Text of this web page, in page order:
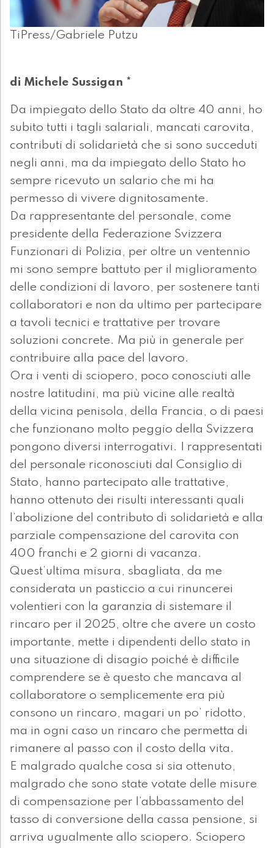
TiPress/Gabriele Putzu
di Michele Sussigan *
Da impiegato dello Stato da oltre 40 anni, ho
subito tutti i tagli salariali, mancati carovita,
contributi di solidarietà che si sono succeduti
negli anni, ma da impiegato dello Stato ho
sempre ricevuto un salario che mi ha
permesso di vivere dignitosamente.
Da rappresentante del personale, come
presidente della Federazione Svizzera
Funzionari di Polizia, per oltre un ventennio
mi sono sempre battuto per il miglioramento
delle condizioni di lavoro, per sostenere tanti
collaboratori e non da ultimo per partecipare
a tavoli tecnici e trattative per trovare
soluzioni concrete. Ma più in generale per
contribuire alla pace del lavoro.
Ora i venti di sciopero, poco conosciuti alle
nostre latitudini, ma più vicine alle realtà
della vicina penisola, della Francia, o di paesi
che funzionano molto peggio della Svizzera
pongono diversi interrogativi. I rappresentati
del personale riconosciuti dal Consiglio di
Stato, hanno partecipato alle trattative,
hanno ottenuto dei risulti interessanti quali
l’abolizione del contributo di solidarietà e alla
parziale compensazione del carovita con
400 franchi e 2 giorni di vacanza.
Quest’ultima misura, sbagliata, da me
considerata un pasticcio a cui rinuncerei
volentieri con la garanzia di sistemare il
rincaro per il 2025, oltre che avere un costo
importante, mette i dipendenti dello stato in
una situazione di disagio poiché è difficile
comprendere se è questo che mancava al
collaboratore o semplicemente era più
consono un rincaro, magari un po’ ridotto,
ma in ogni caso un rincaro che permetta di
rimanere al passo con il costo della vita.
E malgrado qualche cosa si sia ottenuto,
malgrado che sono state votate delle misure
di compensazione per l’abbassamento del
tasso di conversione della cassa pensione, si
arriva ugualmente allo sciopero. Sciopero